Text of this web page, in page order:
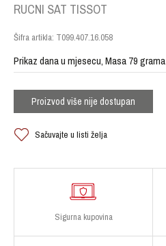
RUCNI SAT TISSOT
Šifra artikla: T099.407.16.058
Prikaz dana u mjesecu, Masa 79 grama
Proizvod više nije dostupan
Sačuvajte u listi želja
Sigurna kupovina